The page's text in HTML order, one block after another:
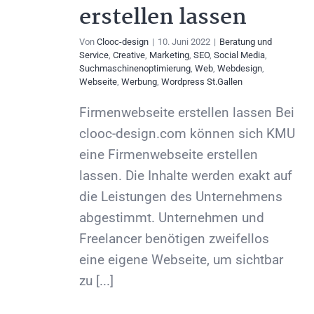
erstellen lassen
Von Clooc-design | 10. Juni 2022 | Beratung und
Service, Creative, Marketing, SEO, Social Media,
Suchmaschinenoptimierung, Web, Webdesign,
Webseite, Werbung, Wordpress St.Gallen
Firmenwebseite erstellen lassen Bei
clooc-design.com können sich KMU
eine Firmenwebseite erstellen
lassen. Die Inhalte werden exakt auf
die Leistungen des Unternehmens
abgestimmt. Unternehmen und
Freelancer benötigen zweifellos
eine eigene Webseite, um sichtbar
zu [...]